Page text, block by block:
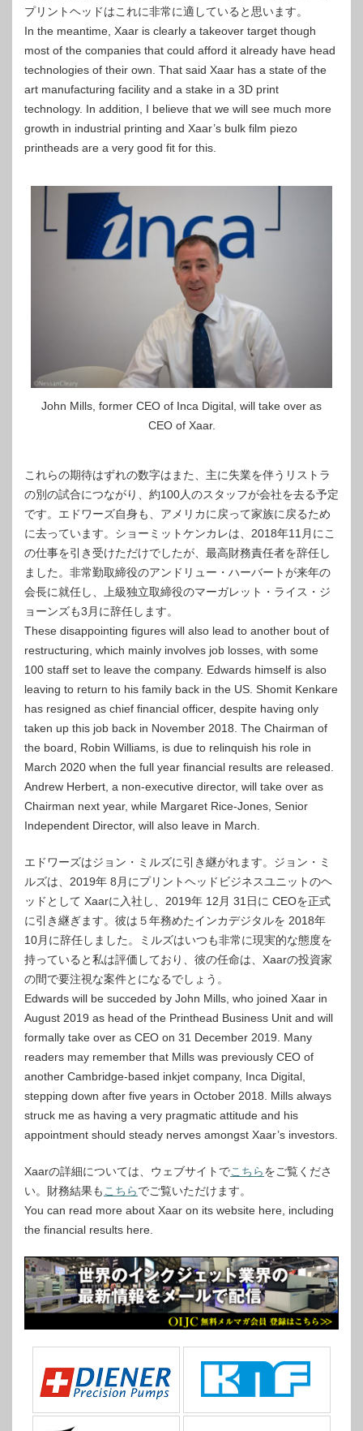
プリントヘッドはこれに非常に適していると思います。
In the meantime, Xaar is clearly a takeover target though
most of the companies that could afford it already have head
technologies of their own. That said Xaar has a state of the
art manufacturing facility and a stake in a 3D print
technology. In addition, I believe that we will see much more
growth in industrial printing and Xaar’s bulk film piezo
printheads are a very good fit for this.
John Mills, former CEO of Inca Digital, will take over as
CEO of Xaar.
これらの期待はずれの数字はまた、主に失業を伴うリストラ
の別の試合につながり、約100人のスタッフが会社を去る予定
です。エドワーズ自身も、アメリカに戻って家族に戻るため
に去っています。ショーミットケンカレは、2018年11月にこ
の仕事を引き受けただけでしたが、最高財務責任者を辞任し
ました。非常勤取締役のアンドリュー・ハーバートが来年の
会長に就任し、上級独立取締役のマーガレット・ライス・ジ
ョーンズも3月に辞任します。
These disappointing figures will also lead to another bout of
restructuring, which mainly involves job losses, with some
100 staff set to leave the company. Edwards himself is also
leaving to return to his family back in the US. Shomit Kenkare
has resigned as chief financial officer, despite having only
taken up this job back in November 2018. The Chairman of
the board, Robin Williams, is due to relinquish his role in
March 2020 when the full year financial results are released.
Andrew Herbert, a non-executive director, will take over as
Chairman next year, while Margaret Rice-Jones, Senior
Independent Director, will also leave in March.
エドワーズはジョン・ミルズに引き継がれます。ジョン・ミ
ルズは、2019年 8月にプリントヘッドビジネスユニットのヘ
ッドとして Xaarに入社し、2019年 12月 31日に CEOを正式
に引き継ぎます。彼は５年務めたインカデジタルを 2018年
10月に辞任しました。ミルズはいつも非常に現実的な態度を
持っていると私は評価しており、彼の任命は、Xaarの投資家
の間で要注視な案件とになるでしょう。
Edwards will be succeded by John Mills, who joined Xaar in
August 2019 as head of the Printhead Business Unit and will
formally take over as CEO on 31 December 2019. Many
readers may remember that Mills was previously CEO of
another Cambridge-based inkjet company, Inca Digital,
stepping down after five years in October 2018. Mills always
struck me as having a very pragmatic attitude and his
appointment should steady nerves amongst Xaar’s investors.
Xaarの詳細については、ウェブサイトでこちらをご覧くださ
い。財務結果も こちらでご覧いただけます。
You can read more about Xaar on its website here, including
the financial results here.